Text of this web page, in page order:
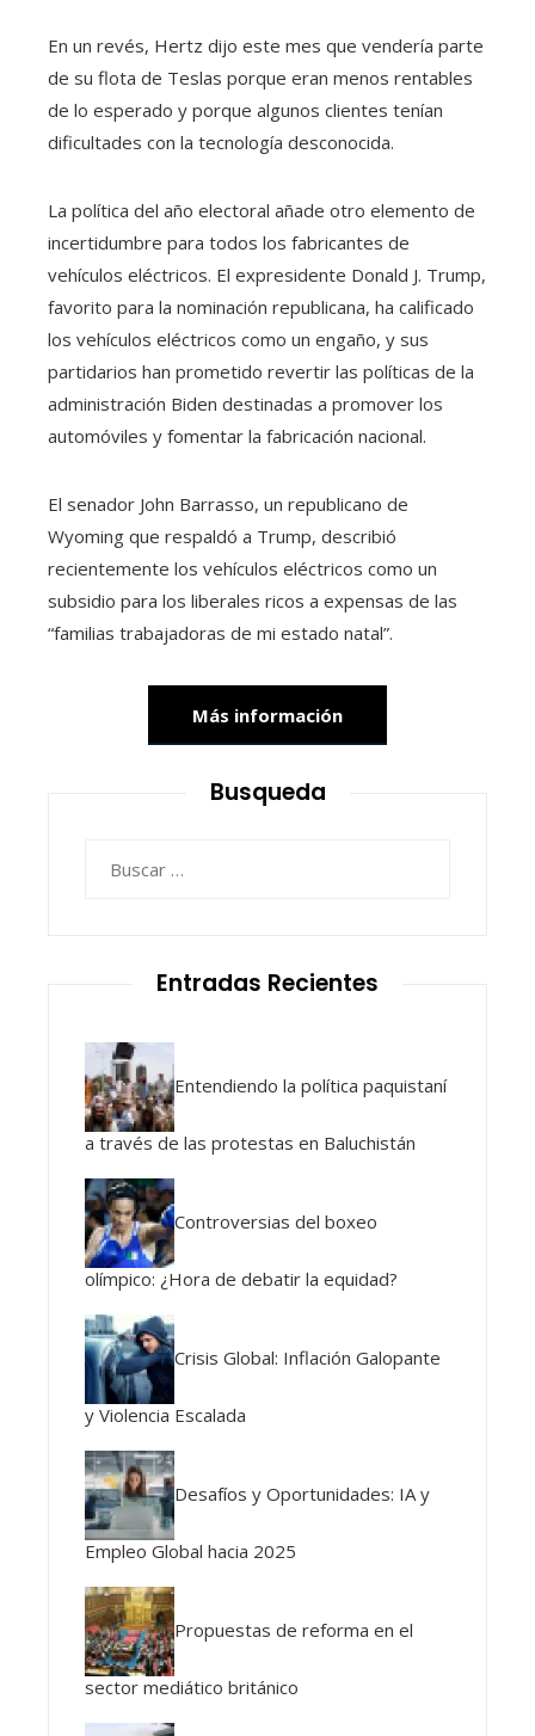
En un revés, Hertz dijo este mes que vendería parte
de su flota de Teslas porque eran menos rentables
de lo esperado y porque algunos clientes tenían
dificultades con la tecnología desconocida.
La política del año electoral añade otro elemento de
incertidumbre para todos los fabricantes de
vehículos eléctricos. El expresidente Donald J. Trump,
favorito para la nominación republicana, ha calificado
los vehículos eléctricos como un engaño, y sus
partidarios han prometido revertir las políticas de la
administración Biden destinadas a promover los
automóviles y fomentar la fabricación nacional.
El senador John Barrasso, un republicano de
Wyoming que respaldó a Trump, describió
recientemente los vehículos eléctricos como un
subsidio para los liberales ricos a expensas de las
“familias trabajadoras de mi estado natal”.
Más información
Busqueda
Entradas Recientes
Entendiendo la política paquistaní
a través de las protestas en Baluchistán
Controversias del boxeo
olímpico: ¿Hora de debatir la equidad?
Crisis Global: Inflación Galopante
y Violencia Escalada
Desafíos y Oportunidades: IA y
Empleo Global hacia 2025
Propuestas de reforma en el
sector mediático británico